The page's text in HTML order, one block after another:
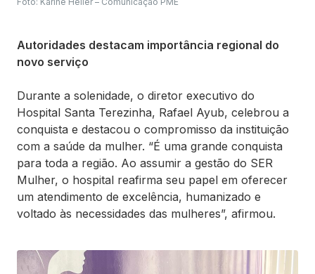
Autoridades destacam importância regional do
novo serviço
Durante a solenidade, o diretor executivo do
Hospital Santa Terezinha, Rafael Ayub, celebrou a
conquista e destacou o compromisso da instituição
com a saúde da mulher. “É uma grande conquista
para toda a região. Ao assumir a gestão do SER
Mulher, o hospital reafirma seu papel em oferecer
um atendimento de excelência, humanizado e
voltado às necessidades das mulheres”, afirmou.